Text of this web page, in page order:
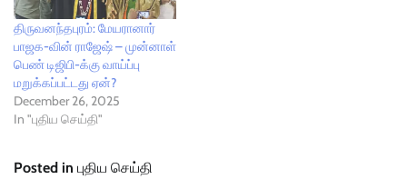
திருவனந்தபுரம்: மேயரானார்
பாஜக-வின் ராஜேஷ் – முன்னாள்
பெண் டிஜிபி-க்கு வாய்ப்பு
மறுக்கப்பட்டது ஏன்?
December 26, 2025
In "புதிய செய்தி"
Posted in புதிய செய்தி